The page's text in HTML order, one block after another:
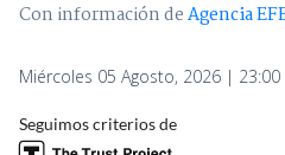
Con información deAgencia
Miércoles 05 Agosto, 2026 | 23:00
Seguimos criterios de